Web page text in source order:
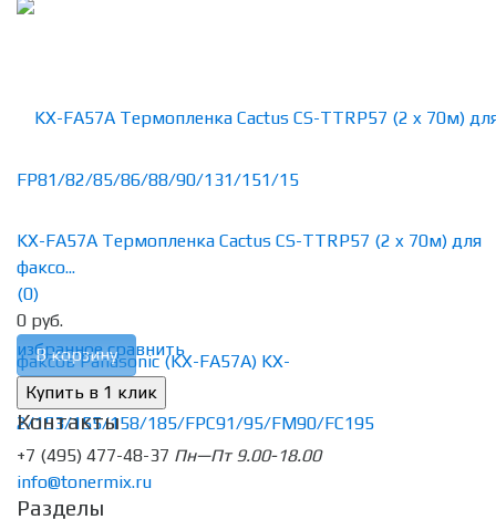
избранное сравнить
KX-FA57A Термопленка Cactus CS-TTRP57 (2 x 70м) для
факсо...
(0)
0 руб.
В корзину
Контакты
+7 (495) 477-48-37 Пн—Пт 9.00-18.00
info@tonermix.ru
Разделы